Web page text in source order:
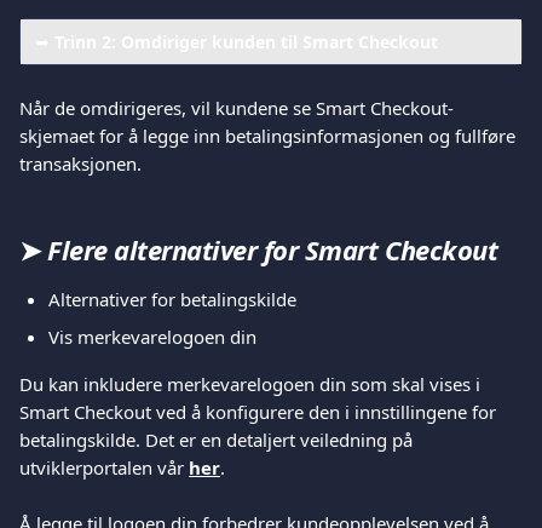
Når de omdirigeres, vil kundene se Smart Checkout-
skjemaet for å legge inn betalingsinformasjonen og fullføre
transaksjonen.
➤ Flere alternativer for Smart Checkout
Alternativer for betalingskilde
Vis merkevarelogoen din
Du kan inkludere merkevarelogoen din som skal vises i
Smart Checkout ved å konfigurere den i innstillingene for
betalingskilde. Det er en detaljert veiledning på
utviklerportalen vår her.
Å legge til logoen din forbedrer kundeopplevelsen ved å